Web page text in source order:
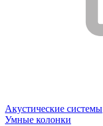
Акустические системы
Умные колонки